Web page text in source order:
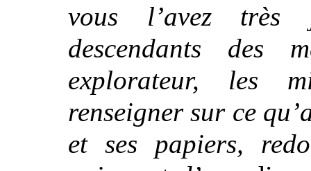
vous l’avez très
descendants des
explorateur, les
renseigner sur ce
et ses papiers,